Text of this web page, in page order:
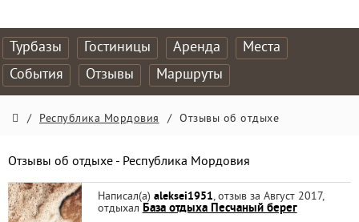
Турбазы Гостиницы Аренда
Места
События
Отзывы Маршруты
/ Республика Мордовия / Отзывы об отдыхе
Отзывы об отдыхе - Республика Мордовия
Написал(а) aleksei1951, отзыв за Август 2017,
отдыхалБаза отдыха Песчаный берег